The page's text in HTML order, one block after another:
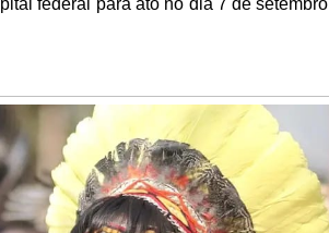
federal para ato no dia 7 de